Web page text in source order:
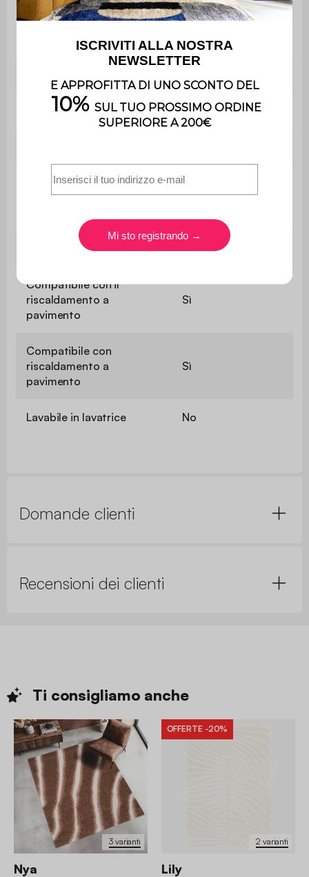
Oeko-Tex Standard
100
1 kg
Utilizzo
esclusivamente
Lavabile in lavatrice No
Compatibile con il
riscaldamento a
pavimento
Sì
Compatibile con
riscaldamento a
pavimento
Sì
Lavabile in lavatrice No
Domande clienti
Recensioni dei clienti
Ti consigliamo anche
3 varianti
Nya
2 varianti
OFFERTE -20%
Lily